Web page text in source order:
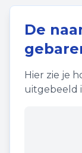
De
Hier zie je
uitgebeeld